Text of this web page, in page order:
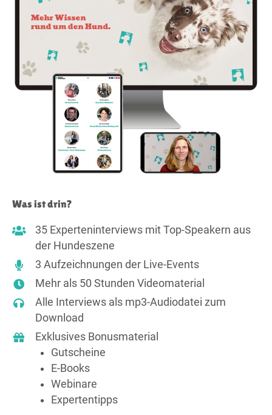
Was ist drin?
35 Experteninterviews mit Top-Speakern aus
der Hundeszene
3 Aufzeichnungen der Live-Events
Mehr als 50 Stunden Videomaterial
Alle Interviews als mp3-Audiodatei zum
Download
Exklusives Bonusmaterial
Gutscheine
E-Books
Webinare
Expertentipps